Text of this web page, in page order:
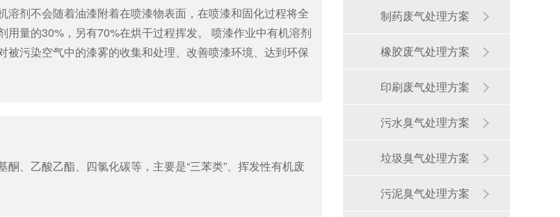
剂不会随着油漆附着在喷漆物表面，在喷漆和固化过程将全
量的30%，另有70%在烘干过程挥发。 喷漆作业中有机溶剂
污染空气中的漆雾的收集和处理、改善喷漆环境、达到环保
、乙酸乙酯、四氯化碳等，主要是“三苯类”、挥发性有机废
制药废气处理方案
橡胶废气处理方案
印刷废气处理方案
污水臭气处理方案
垃圾臭气处理方案
污泥臭气处理方案
生物除臭装置